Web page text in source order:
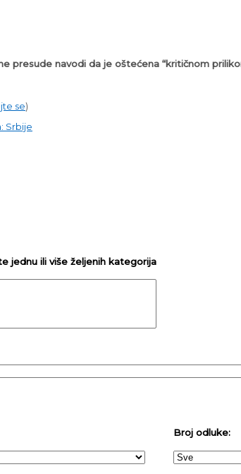
navodi da je oštećena “kritičnom
se)
Srbije
jednu ili više željenih kategorija
Broj odluke: